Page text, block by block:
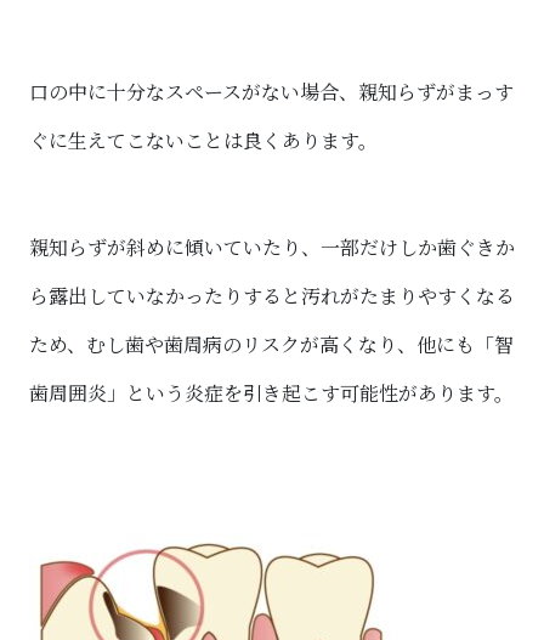
口の中に十分なスペースがない場合、親知らずがまっす
ぐに生えてこないことは良くあります。
親知らずが斜めに傾いていたり、一部だけしか歯ぐきか
ら露出していなかったりすると汚れがたまりやすくなる
ため、むし歯や歯周病のリスクが高くなり、他にも「智
歯周囲炎」という炎症を引き起こす可能性があります。